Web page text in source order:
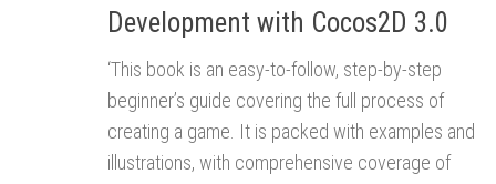
Development with Cocos2D 3.0
‘This book is an easy-to-follow, step-by-step
beginner’s guide covering the full process of
creating a game. It is packed with examples and
illustrations, with comprehensive coverage of